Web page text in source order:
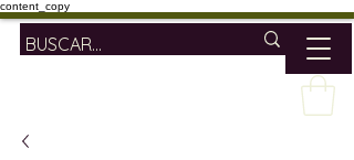
content_copy